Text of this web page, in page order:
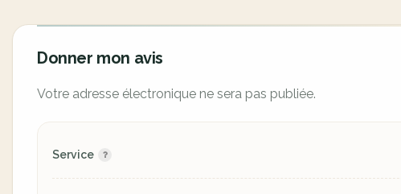
Donner mon avis
Votre adresse électronique ne sera pas publiée.
Service